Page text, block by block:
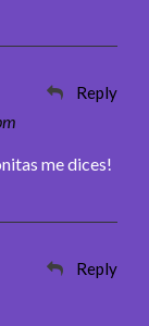
Reply
me dices!
Reply